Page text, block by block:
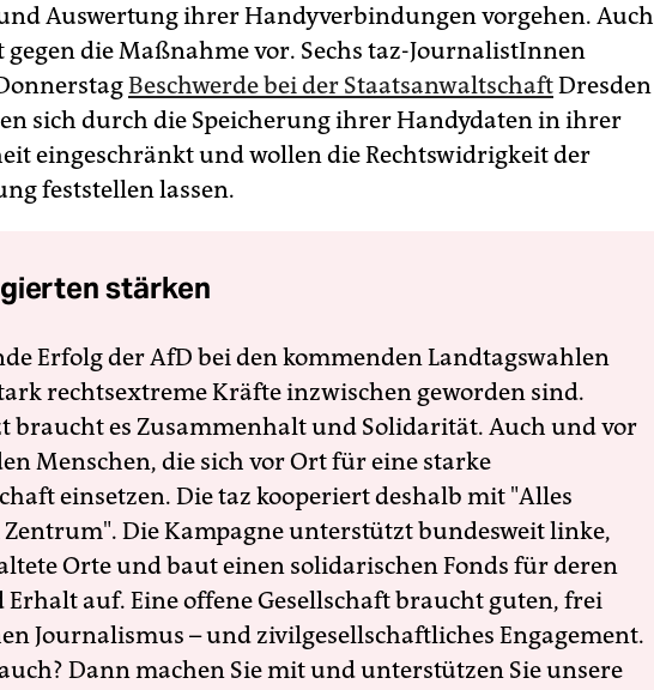
Auswertung ihrer Handyverbindungen vorgehen. Auch
gegen die Maßnahme vor. Sechs taz-JournalistInnen
Beschwerde bei der StaatsanwaltschaftDresden
sich durch die Speicherung ihrer Handydaten in ihrer
eingeschränkt und wollen die Rechtswidrigkeit der
feststellen lassen.
stärken
Erfolg der AfD bei den kommenden Landtagswahlen
rechtsextreme Kräfte inzwischen geworden sind.
braucht es Zusammenhalt und Solidarität. Auch und vor
Menschen, die sich vor Ort für eine starke
einsetzen. Die taz kooperiert deshalb mit "Alles
Die Kampagne unterstützt bundesweit linke,
Orte und baut einen solidarischen Fonds für deren
Erhalt auf. Eine offene Gesellschaft braucht guten, frei
Journalismus – und zivilgesellschaftliches Engagement.
Dann machen Sie mit und unterstützen Sie unsere